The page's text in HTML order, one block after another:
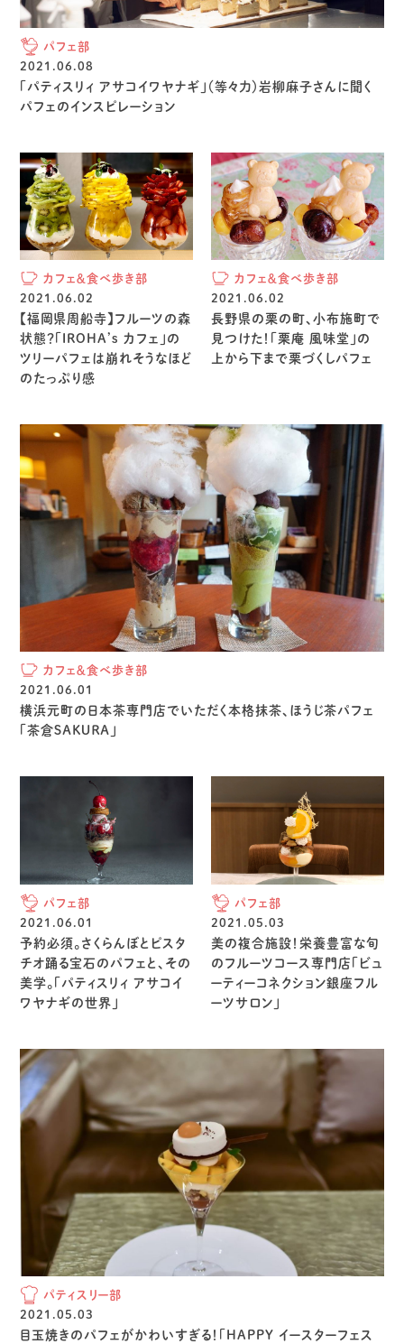
パフェ部
2021.06.08
「パティスリィ アサコイワヤナギ」（等々力）岩柳麻子さんに聞く
パフェのインスピレーション
カフェ＆食べ歩き部
2021.06.02
【福岡県周船寺】フルーツの森
状態？「IROHA’s カフェ」の
ツリーパフェは崩れそうなほど
のたっぷり感
カフェ＆食べ歩き部
2021.06.02
長野県の栗の町、小布施町で
見つけた！「栗庵 風味堂」の
上から下まで栗づくしパフェ
カフェ＆食べ歩き部
2021.06.01
横浜元町の日本茶専門店でいただく本格抹茶、ほうじ茶パフェ
「茶倉ＳＡＫＵＲＡ」
パフェ部
2021.06.01
予約必須。さくらんぼとピスタ
チオ踊る宝石のパフェと、その
美学。「パティスリィ アサコイ
ワヤナギの世界」
パフェ部
2021.05.03
美の複合施設！栄養豊富な旬
のフルーツコース専門店「ビュ
ーティーコネクション銀座フル
ーツサロン」
パティスリー部
2021.05.03
目玉焼きのパフェがかわいすぎる！「HAPPY イースターフェス